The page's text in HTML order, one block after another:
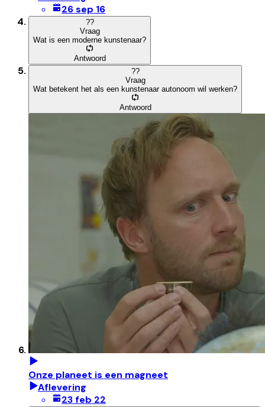
26 sep 16
??
Vraag
Wat is een moderne kunstenaar?
Antwoord
??
Vraag
Wat betekent het als een kunstenaar autonoom wil werken?
Antwoord
Onze planeet is een magneet
Aflevering
23 feb 22